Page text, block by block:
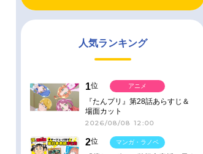
人気ランキング
1位
『たんプリ』第28話あらすじ＆
場面カット
2026/08/08 12:00
アニメ
2位
マンガ・ラノベ